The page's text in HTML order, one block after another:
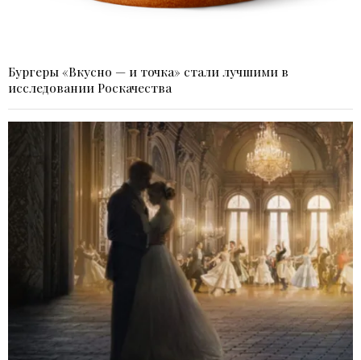
Бургеры «Вкусно — и точка» стали лучшими в
исследовании Роскачества